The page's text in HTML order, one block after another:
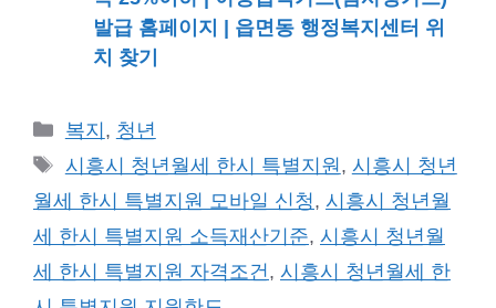
발급 홈페이지 | 읍면동 행정복지센터 위
치 찾기
카
테
리
복지 , 청년
태
그
시흥시 청년월세 한시 특별지원 , 시흥시 청년
월세 한시 특별지원 모바일 신청, 시흥시 청년월
세 한시 특별지원 소득재산기준, 시흥시 청년월
세 한시 특별지원 자격조건, 시흥시 청년월세 한